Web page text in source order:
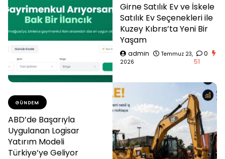
Girne Satılık Ev ve İskele
Satılık Ev Seçenekleri ile
Kuzey Kıbrıs’ta Yeni Bir
Yaşam
admin
Temmuz 23,
2026
0
51
GÜNDEM
ABD’de Başarıyla
Uygulanan Logisar
Yatırım Modeli
Türkiye’ye Geliyor